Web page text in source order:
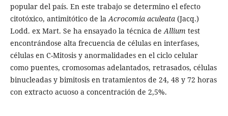
popular del país. En este trabajo se determino el efecto
citotóxico, antimitótico de laAcrocomia aculeata(Jacq.)
Lodd. ex Mart. Se ha ensayado la técnica deAllium test
encontrándose alta frecuencia de células en interfases,
células en C-Mitosis y anormalidades en el ciclo celular
como puentes, cromosomas adelantados, retrasados, células
binucleadas y bimitosis en tratamientos de 24, 48 y 72 horas
con extracto acuoso a concentración de 2,5%.